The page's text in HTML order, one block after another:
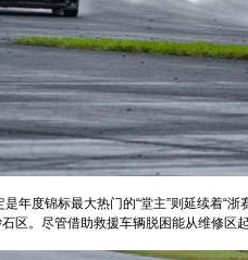
年度锦标最大热门的“堂主”则延续着“
区。尽管借助救援车辆脱困能从维修区